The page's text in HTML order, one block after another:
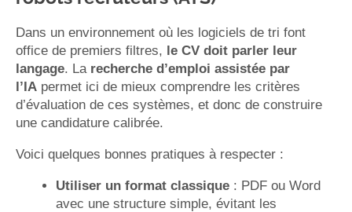
Dans un environnement où les logiciels de tri font
office de premiers filtres, le CV doit parler leur
langage. La recherche d’emploi assistée par
l’IA permet ici de mieux comprendre les critères
d’évaluation de ces systèmes, et donc de construire
une candidature calibrée.
Voici quelques bonnes pratiques à respecter :
Utiliser un format classique : PDF ou Word
avec une structure simple, évitant les